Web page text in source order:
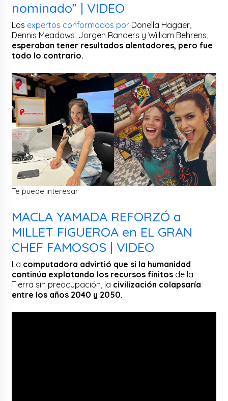
nominado” | VIDEO
Los expertos conformados por Donella Hagaer,
Dennis Meadows, Jorgen Randers y William Behrens,
esperaban tener resultados alentadores, pero fue
todo lo contrario.
Te puede interesar
MACLA YAMADA REFORZÓ a
MILLET FIGUEROA en EL GRAN
CHEF FAMOSOS | VIDEO
La computadora advirtió que si la humanidad
continúa explotando los recursos finitos de la
Tierra sin preocupación, la civilización colapsaría
entre los años 2040 y 2050.